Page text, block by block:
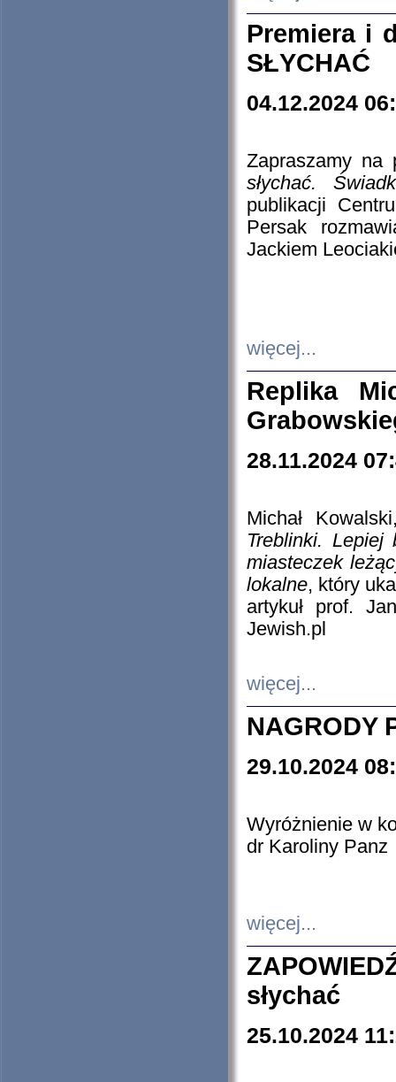
Premiera i
SŁYCHAĆ
04.12.2024
Zapraszamy
słychać.
publikacji
Persak
Jackiem
więcej...
Replika
28.11.2024
Michał
Treblinki. Lepiej
miasteczek
lokalne, który
artykuł prof.
Jewish.pl
więcej...
NAGRODY
29.10.2024
Wyróżnienie w
dr Karoliny Panz
więcej...
słychać
25.10.2024